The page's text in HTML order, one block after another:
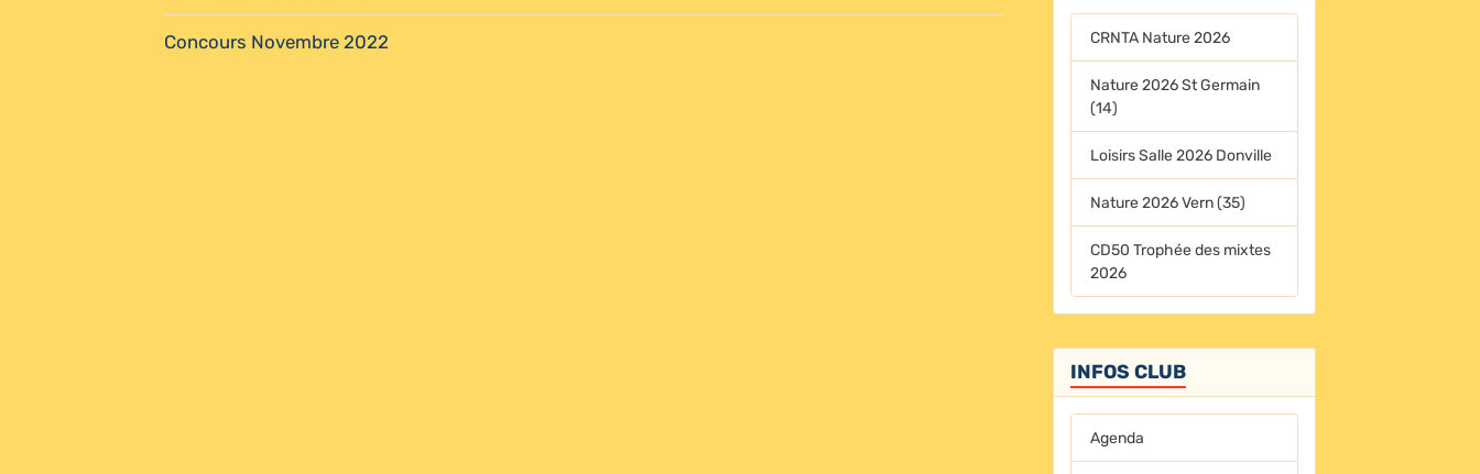
Concours Novembre 2022 CRNTA Nature 2026
Nature 2026 St Germain
(14)
Loisirs Salle 2026 Donville
Nature 2026 Vern (35)
CD50 Trophée des mixtes
2026
INFOS CLUB
Agenda